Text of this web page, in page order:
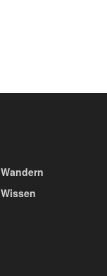
Wandern
Wissen